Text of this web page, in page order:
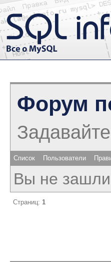
Форум
Список Пользователи
Вы не
Страниц: 1